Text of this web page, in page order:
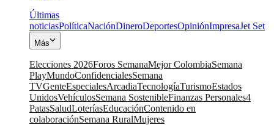
Últimas
noticiasPolíticaNaciónDineroDeportesOpiniónImpresaJet Set
Más
Elecciones 2026Foros SemanaMejor ColombiaSemana
PlayMundoConfidencialesSemana
TVGenteEspecialesArcadiaTecnologíaTurismoEstados
UnidosVehículosSemana SostenibleFinanzas Personales4
PatasSaludLoteríasEducaciónContenido en
colaboraciónSemana RuralMujeres